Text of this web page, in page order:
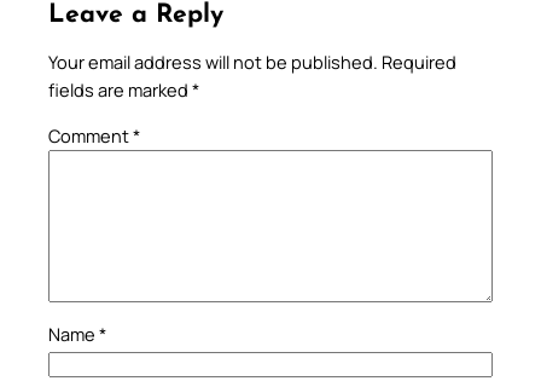
Leave a Reply
Your email address will not be published. Required
fields are marked *
Comment*
Name *